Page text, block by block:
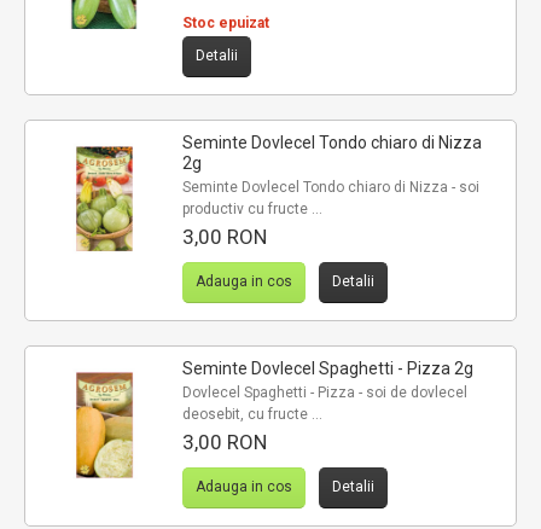
Stoc epuizat
Detalii
Seminte Dovlecel Tondo chiaro di Nizza
2g
Seminte Dovlecel Tondo chiaro di Nizza - soi
productiv cu fructe ...
3,00 RON
Adauga in cos Detalii
Seminte Dovlecel Spaghetti - Pizza 2g
Dovlecel Spaghetti - Pizza - soi de dovlecel
deosebit, cu fructe ...
3,00 RON
Adauga in cos Detalii